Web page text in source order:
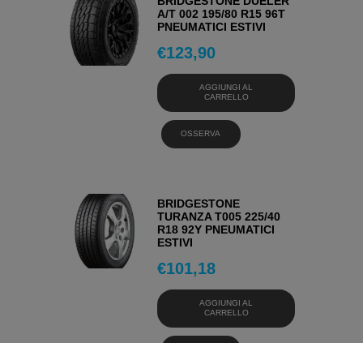
A/T 002 195/80 R15 96T
PNEUMATICI ESTIVI
€123,90
AGGIUNGI AL
CARRELLO
OSSERVA
BRIDGESTONE
TURANZA T005 225/40
R18 92Y PNEUMATICI
ESTIVI
€101,18
AGGIUNGI AL
CARRELLO